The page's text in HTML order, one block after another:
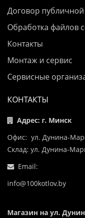
Договор
Обработка файлов
Контакты
Монтаж и сервис
Сервисные
КОНТАКТЫ
Адрес: г. Минск
Офис: ул. Дунина-
Склад: ул. Дунина-
Email:
info@100kotlov.by
Магазин на ул.